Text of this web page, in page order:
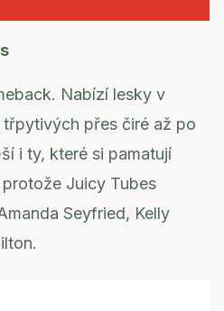
Nabízí lesky v
přes čiré až po
i ty, které si pamatují
Juicy Tubes
Seyfried, Kelly